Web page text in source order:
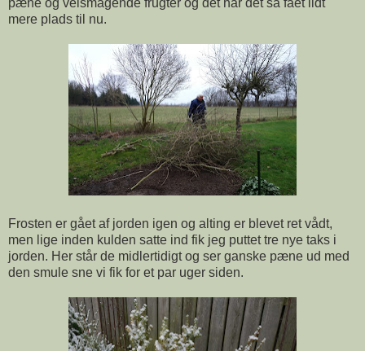
pæne og velsmagende frugter og det har det så fået lidt
mere plads til nu.
Frosten er gået af jorden igen og alting er blevet ret vådt,
men lige inden kulden satte ind fik jeg puttet tre nye taks i
jorden. Her står de midlertidigt og ser ganske pæne ud med
den smule sne vi fik for et par uger siden.